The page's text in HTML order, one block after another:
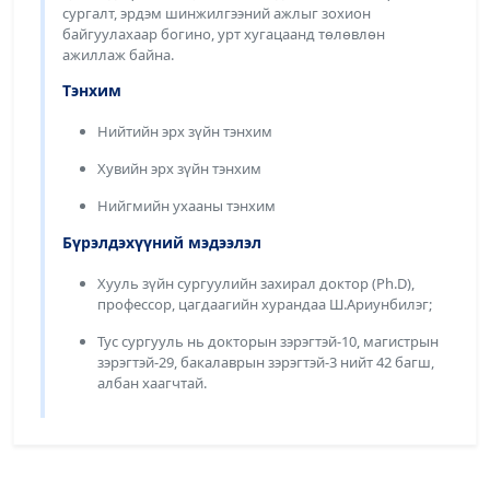
сургалт, эрдэм шинжилгээний ажлыг зохион
байгуулахаар богино, урт хугацаанд төлөвлөн
ажиллаж байна.
Тэнхим
Нийтийн эрх зүйн тэнхим
Хувийн эрх зүйн тэнхим
Нийгмийн ухааны тэнхим
Бүрэлдэхүүний мэдээлэл
Хууль зүйн сургуулийн захирал доктор (Ph.D),
профессор, цагдаагийн хурандаа Ш.Ариунбилэг;
Тус сургууль нь докторын зэрэгтэй-10, магистрын
зэрэгтэй-29, бакалаврын зэрэгтэй-3 нийт 42 багш,
албан хаагчтай.